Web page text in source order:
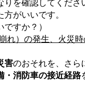
りを確認してくださ
がいいです。
すか？）
れ）の発生、火災
害のおそれを、さら
・消防車の接近経路